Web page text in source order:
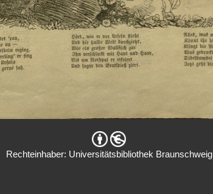
Rechteinhaber: Universitätsbibliothek Braunschweig